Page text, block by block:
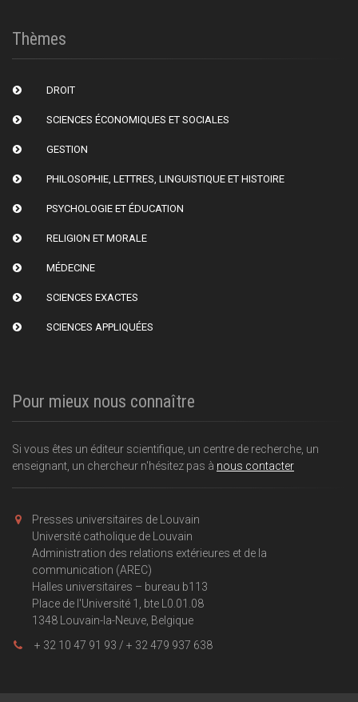
Thèmes
DROIT
SCIENCES ÉCONOMIQUES ET SOCIALES
GESTION
PHILOSOPHIE, LETTRES, LINGUISTIQUE ET HISTOIRE
PSYCHOLOGIE ET ÉDUCATION
RELIGION ET MORALE
MÉDECINE
SCIENCES EXACTES
SCIENCES APPLIQUÉES
Pour mieux nous connaître
Si vous êtes un éditeur scientifique, un centre de recherche, un
enseignant, un chercheur n'hésitez pas à nous contacter
Presses universitaires de Louvain
Université catholique de Louvain
Administration des relations extérieures et de la
communication (AREC)
Halles universitaires – bureau b113
Place de l'Université 1, bte L0.01.08
1348 Louvain-la-Neuve, Belgique
+ 32 10 47 91 93 / + 32 479 937 638